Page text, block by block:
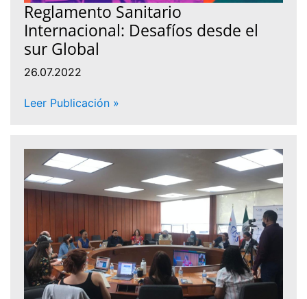
Reglamento Sanitario
Internacional: Desafíos desde el
sur Global
26.07.2022
Leer Publicación »